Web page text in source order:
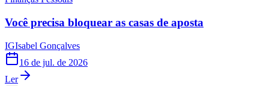
Você precisa bloquear as casas de aposta
IGIsabel Gonçalves
16 de jul. de 2026
Ler